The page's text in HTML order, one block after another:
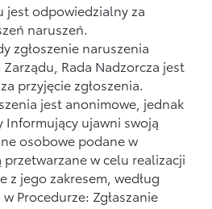
jest odpowiedzialny za
naruszeń.
zgłoszenie naruszenia
Rada Nadzorcza jest
przyjęcie zgłoszenia.
jest anonimowe, jednak
Informujący ujawni swoją
osobowe podane w
w celu realizacji
z jego zakresem, według
Procedurze: Zgłaszanie